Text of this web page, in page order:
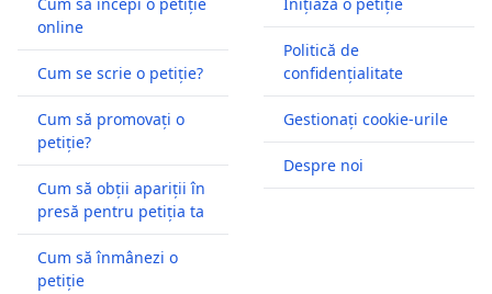
Cum să începi o petiție
online
Cum se scrie o petiție?
Cum să promovați o
petiție?
Cum să obții apariții în
presă pentru petiția ta
Cum să înmânezi o
petiție
Inițiază o petiție
Politică de
confidențialitate
Gestionați cookie-urile
Despre noi